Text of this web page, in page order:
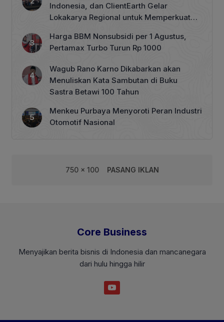
Indonesia, dan ClientEarth Gelar
Lokakarya Regional untuk Memperkuat
Harga BBM Nonsubsidi per 1 Agustus,
Pertamax Turbo Turun Rp 1000
Wagub Rano Karno Dikabarkan akan
Menuliskan Kata Sambutan di Buku
Sastra Betawi 100 Tahun
Menkeu Purbaya Menyoroti Peran Industri
Otomotif Nasional
750 x 100 PASANG IKLAN
Core Business
Menyajikan berita bisnis di Indonesia dan mancanegara
dari hulu hingga hilir